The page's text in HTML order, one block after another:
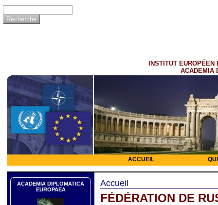
INSTITUT EUROPÉEN
ACADEMIA
ACCUEIL
ACADEMIA DIPLOMATICA
EUROPAEA
Accueil
FÉDÉRATION DE